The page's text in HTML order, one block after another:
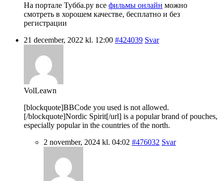
На портале Тубба.ру все фильмы онлайн можно
смотреть в хорошем качестве, бесплатно и без
регистрации
21 december, 2022 kl. 12:00 #424039 Svar
VolLeawn
[blockquote]BBCode you used is not allowed.
[/blockquote]Nordic Spirit[/url] is a popular brand of pouches,
especially popular in the countries of the north.
2 november, 2024 kl. 04:02 #476032 Svar